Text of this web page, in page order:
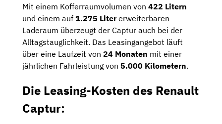
Mit einem Kofferraumvolumen von 422 Litern
und einem auf 1.275 Litererweiterbaren
Laderaum überzeugt der Captur auch bei der
Alltagstauglichkeit. Das Leasingangebot läuft
über eine Laufzeit von 24 Monaten mit einer
jährlichen Fahrleistung von 5.000 Kilometern.
Die Leasing-Kosten des Renault
Captur: